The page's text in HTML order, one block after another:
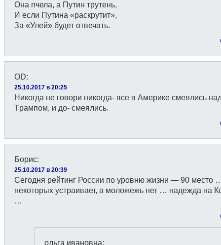
Она пчела, а Путин трутень,
И если Путина «раскрутит»,
За «Улей» будет отвечать.
OD:
25.10.2017 в 20:25
Никогда не говори никогда- все в Америке смеялись
Tрампом, и дo- смеялись.
Борис:
25.10.2017 в 20:39
Сегодня рейтинг России по уровню жизни — 90 место
некоторых устраивает, а моложежь нет … надежда на
…
ольга ивановна: